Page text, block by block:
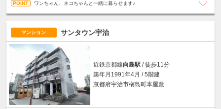
ワンちゃん、ネコちゃんと一緒に暮らせます♪
マンション サンタウン宇治
近鉄京都線向島駅/ 徒歩11分
築年月1991年4月 / 5階建
京都府宇治市槇島町本屋敷